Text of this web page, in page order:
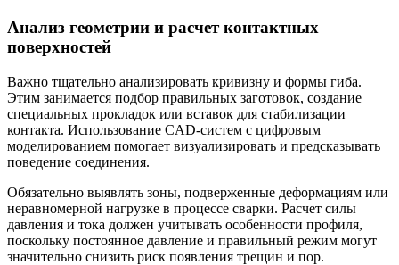
Анализ геометрии и расчет контактных
поверхностей
Важно тщательно анализировать кривизну и формы гиба.
Этим занимается подбор правильных заготовок, создание
специальных прокладок или вставок для стабилизации
контакта. Использование CAD-систем с цифровым
моделированием помогает визуализировать и предсказывать
поведение соединения.
Обязательно выявлять зоны, подверженные деформациям или
неравномерной нагрузке в процессе сварки. Расчет силы
давления и тока должен учитывать особенности профиля,
поскольку постоянное давление и правильный режим могут
значительно снизить риск появления трещин и пор.